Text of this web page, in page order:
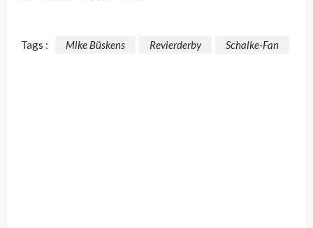
Tags : Mike Büskens Revierderby Schalke-Fan